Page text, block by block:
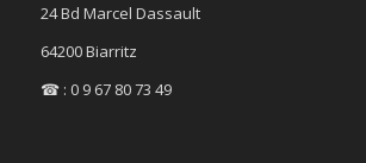
24 Bd Marcel Dassault
64200 Biarritz
☎ : 0 9 67 80 73 49